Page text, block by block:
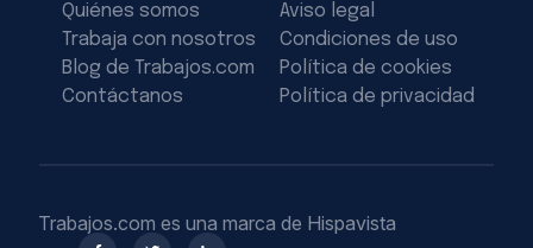
Quiénes somos
Trabaja con nosotros
Blog de Trabajos.com
Contáctanos
Aviso legal
Condiciones de uso
Política de cookies
Política de privacidad
Trabajos.com es una marca de Hispavista